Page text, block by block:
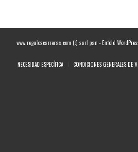
www.regaloscarreras.com (c) sarl pan -Enfold
NECESIDAD ESPECÍFICA CONDICIONES GENERALES DE